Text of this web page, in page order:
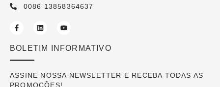
0086 13858364637
BOLETIM INFORMATIVO
ASSINE NOSSA NEWSLETTER E RECEBA TODAS AS
PROMOÇÕES!